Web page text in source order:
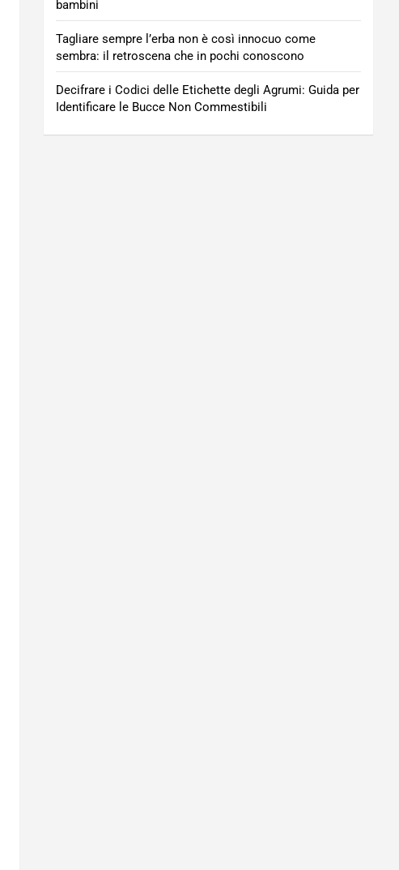
bambini
Tagliare sempre l’erba non è così innocuo come
sembra: il retroscena che in pochi conoscono
Decifrare i Codici delle Etichette degli Agrumi: Guida per
Identificare le Bucce Non Commestibili